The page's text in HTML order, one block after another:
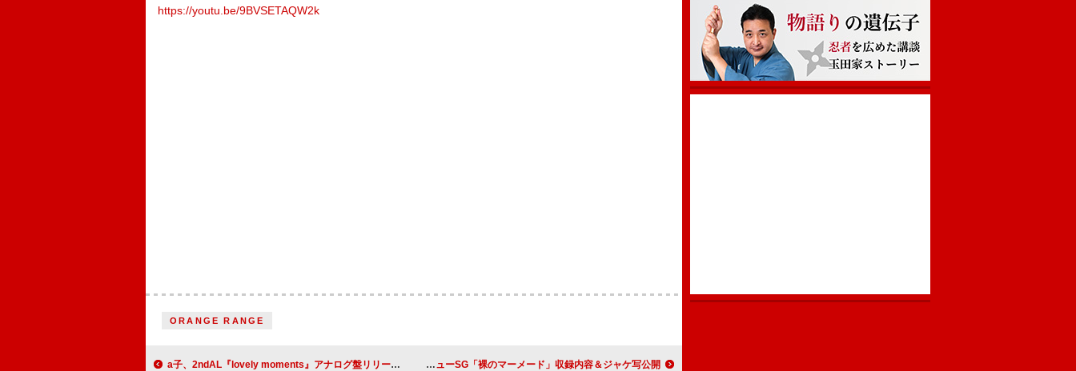
https://youtu.be/9BVSETAQW2k
ORANGE RANGE
a子、2ndAL『lovely moments』アナログ盤リリース決定 豆柴の大群、ニューSG「裸のマーメード」収録内容＆ジャケ写公開